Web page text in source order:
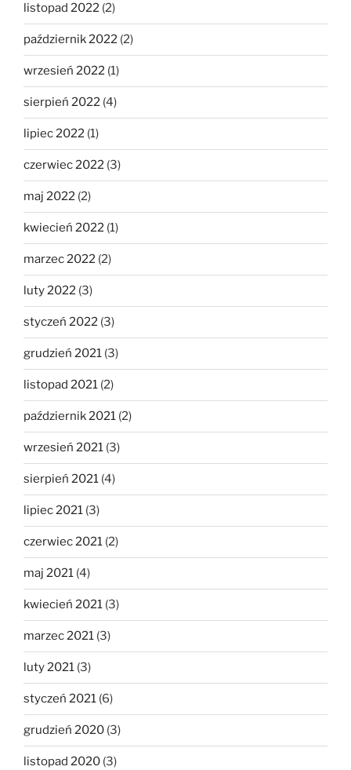
listopad 2022 (2)
październik 2022 (2)
wrzesień 2022 (1)
sierpień 2022 (4)
lipiec 2022 (1)
czerwiec 2022 (3)
maj 2022 (2)
kwiecień 2022 (1)
marzec 2022 (2)
luty 2022 (3)
styczeń 2022 (3)
grudzień 2021 (3)
listopad 2021 (2)
październik 2021 (2)
wrzesień 2021 (3)
sierpień 2021 (4)
lipiec 2021 (3)
czerwiec 2021 (2)
maj 2021 (4)
kwiecień 2021 (3)
marzec 2021 (3)
luty 2021 (3)
styczeń 2021 (6)
grudzień 2020 (3)
listopad 2020 (3)